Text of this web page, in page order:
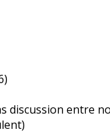
discussion entre